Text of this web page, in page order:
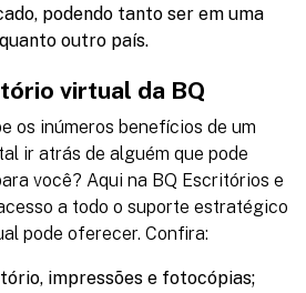
podendo tanto ser em uma
outro país.
virtual da BQ
os inúmeros benefícios de um
ir atrás de alguém que pode
você? Aqui na BQ Escritórios e
a todo o suporte estratégico
pode oferecer. Confira:
impressões e fotocópias;